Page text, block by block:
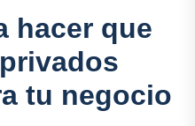
hacer que
tu negocio